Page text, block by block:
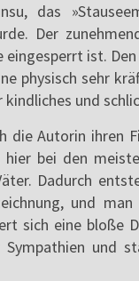
das
Der
ist.
physisch sehr
und
die Autorin ihren
bei den
Dadurch
und
sich eine bloße
und